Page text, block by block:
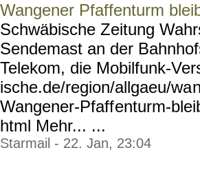
Wangener Pfaffenturm
Schwäbische Zeitung
Sendemast an der
Telekom, die Mobilfunk-
ische.de/region/allgaeu/wa
Wangener-Pfaffenturm-
html Mehr... ...
Starmail - 22. Jan, 23:04